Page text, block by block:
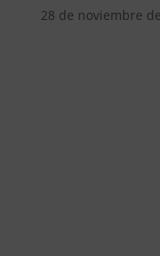
28 de noviembre